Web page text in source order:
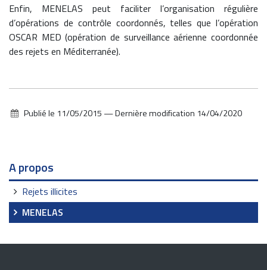
Enfin, MENELAS peut faciliter l’organisation régulière
d’opérations de contrôle coordonnés, telles que l’opération
OSCAR MED (opération de surveillance aérienne coordonnée
des rejets en Méditerranée).
Publié le 11/05/2015 —Dernière modification 14/04/2020
Navigation
A propos
Rejets illicites
MENELAS